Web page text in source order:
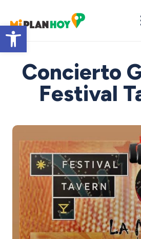
Abrir barra de herramientas
Concierto
Festival